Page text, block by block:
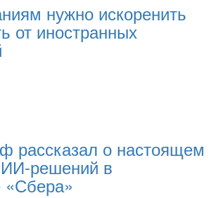
нужно искоренить
от иностранных
рассказал о настоящем
решений в
«Сбера»